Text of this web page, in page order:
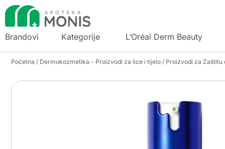
Brandovi Kategorije L’Oréal Derm Beauty
Početna / Dermokozmetika - Proizvodi za lice i tijelo / Proizvodi za Zaštitu